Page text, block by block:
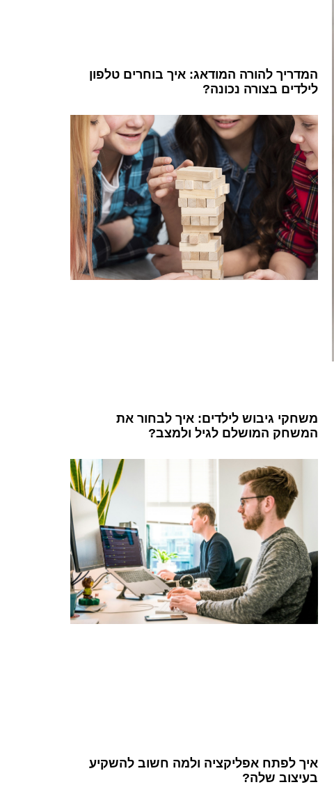
המדריך להורה המודאג: איך בוחרים טלפון
לילדים בצורה נכונה?
משחקי גיבוש לילדים: איך לבחור את
המשחק המושלם לגיל ולמצב?
איך לפתח אפליקציה ולמה חשוב להשקיע
בעיצוב שלה?